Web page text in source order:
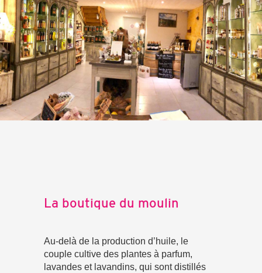
La boutique du moulin
Au-delà de la production d’huile, le
couple cultive des plantes à parfum,
lavandes et lavandins, qui sont distillés